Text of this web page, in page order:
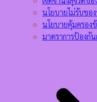
นโยบายไม่รับขอ
นโยบายคุ้มครอง
มาตราการป้องกั